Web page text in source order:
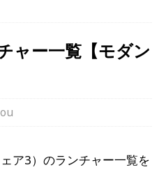
ャー一覧【モダン
ア3）のランチャー一覧を